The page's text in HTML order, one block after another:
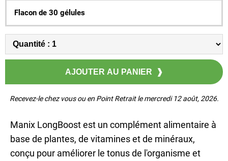
Flacon de 30 gélules
Recevez-le chez vous ou en Point Retrait le mercredi 12 août, 2026.
Manix LongBoost est un complément alimentaire à
base de plantes, de vitamines et de minéraux,
conçu pour améliorer le tonus de l'organisme et